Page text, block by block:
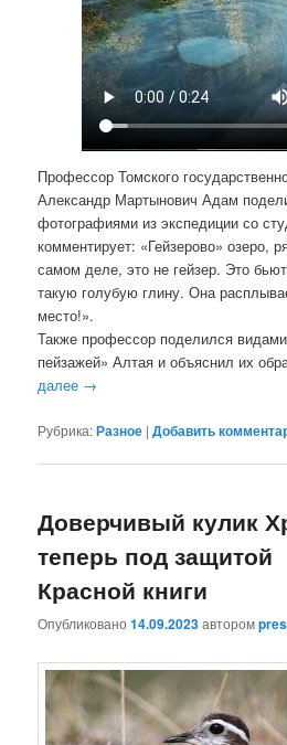
Профессор Томского
Александр Мартынович Адам
фотографиями из экспедиции со
комментирует: «Гейзерово» озеро,
самом деле, это не гейзер. Это
такую голубую глину. Она
место!».
Также профессор поделился
пейзажей» Алтая и объяснил их
далее →
Рубрика:Разное |Добавить
Доверчивый кулик
теперь под защитой
Красной книги
Опубликовано14.09.2023автором